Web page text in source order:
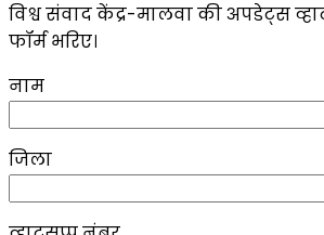
विश्व संवाद केंद्र-मालवा की अपडेट्स
फॉर्म भरिए।
नाम
जिला